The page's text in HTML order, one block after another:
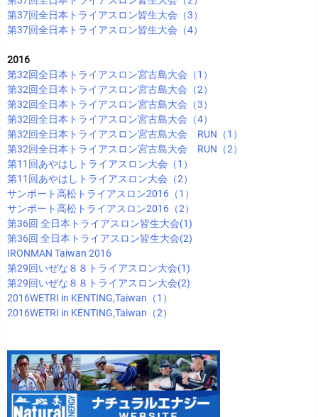
第37回全日本トライアスロン皆生大会（3）
第37回全日本トライアスロン皆生大会（4）
2016
第32回全日本トライアスロン宮古島大会（1）
第32回全日本トライアスロン宮古島大会（2）
第32回全日本トライアスロン宮古島大会（3）
第32回全日本トライアスロン宮古島大会（4）
第32回全日本トライアスロン宮古島大会 RUN（1）
第32回全日本トライアスロン宮古島大会 RUN（2）
第11回あやはしトライアスロン大会（1）
第11回あやはしトライアスロン大会（2）
サンポート高松トライアスロン2016（1）
サンポート高松トライアスロン2016（2）
第36回 全日本トライアスロン皆生大会(1)
第36回 全日本トライアスロン皆生大会(2)
IRONMAN Taiwan 2016
第29回いぜな８８トライアスロン大会(1)
第29回いぜな８８トライアスロン大会(2)
2016WETRI in KENTING,Taiwan（1）
2016WETRI in KENTING,Taiwan（2）